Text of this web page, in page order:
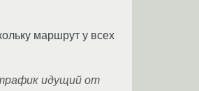
маршрут у всех
идущий от